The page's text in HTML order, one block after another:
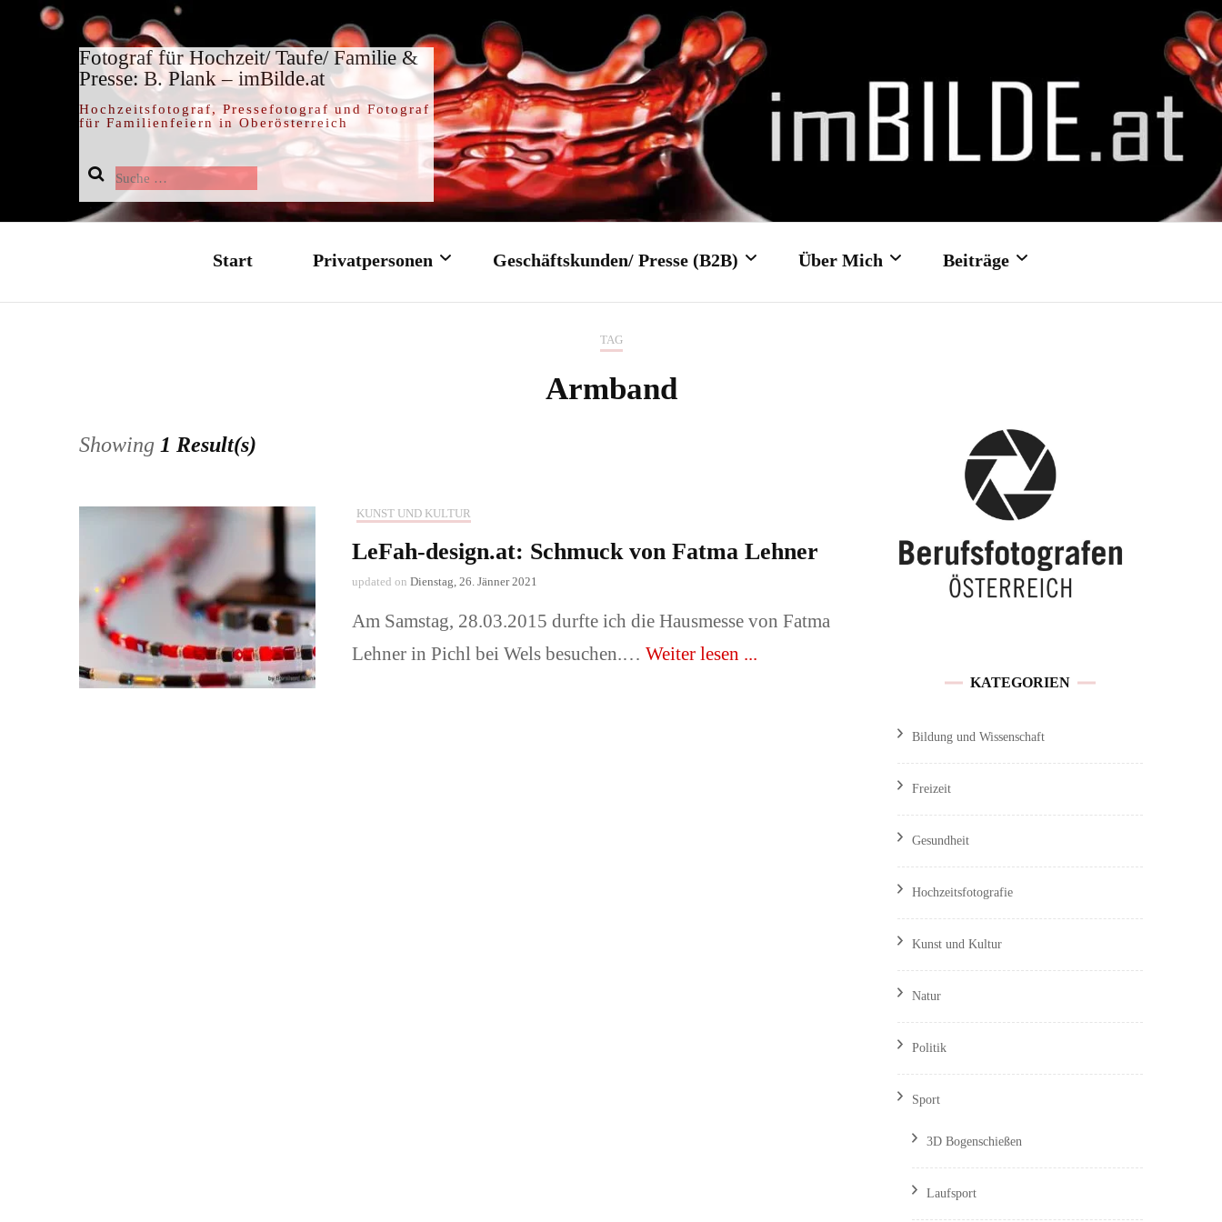
Fotograf für Hochzeit/ Taufe/ Familie &
Presse: B. Plank – imBilde.at
Hochzeitsfotograf, Pressefotograf und Fotograf
für Familienfeiern in Oberösterreich
Suche
nach:
Start Privatpersonen
Naturerlebnisse/ Sonstiges
Geschäftskunden/ Presse (B2B)
Firmenfeier/ Firmenevent
Tagungen/ Konferenzen
📞Preise & Fotograf
buchen!
Über Mich
Referenzen und
Beiträge
Traunsee
Hochzeitslocations OÖ
TAG
Armband
Showing 1 Result(s)
KUNST UND KULTUR
LeFah-design.at: Schmuck von Fatma Lehner
updated on Dienstag, 26. Jänner 2021
Am Samstag, 28.03.2015 durfte ich die Hausmesse von Fatma
Lehner in Pichl bei Wels besuchen.… Weiter lesen ...
KATEGORIEN
Bildung und Wissenschaft
Freizeit
Gesundheit
Hochzeitsfotografie
Kunst und Kultur
Natur
Politik
Sport
3D Bogenschießen
Laufsport